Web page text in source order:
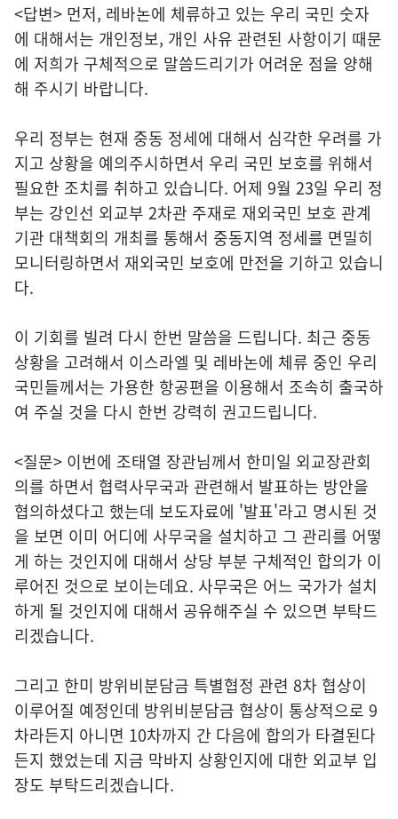
<답변> 먼저, 레바논에 체류하고 있는 우리 국민 숫자
에 대해서는 개인정보, 개인 사유 관련된 사항이기 때문
에 저희가 구체적으로 말씀드리기가 어려운 점을 양해
해 주시기 바랍니다.
우리 정부는 현재 중동 정세에 대해서 심각한 우려를 가
지고 상황을 예의주시하면서 우리 국민 보호를 위해서
필요한 조치를 취하고 있습니다. 어제 9월 23일 우리 정
부는 강인선 외교부 2차관 주재로 재외국민 보호 관계
기관 대책회의 개최를 통해서 중동지역 정세를 면밀히
모니터링하면서 재외국민 보호에 만전을 기하고 있습니
다.
이 기회를 빌려 다시 한번 말씀을 드립니다. 최근 중동
상황을 고려해서 이스라엘 및 레바논에 체류 중인 우리
국민들께서는 가용한 항공편을 이용해서 조속히 출국하
여 주실 것을 다시 한번 강력히 권고드립니다.
<질문> 이번에 조태열 장관님께서 한미일 외교장관회
의를 하면서 협력사무국과 관련해서 발표하는 방안을
협의하셨다고 했는데 보도자료에 '발표'라고 명시된 것
을 보면 이미 어디에 사무국을 설치하고 그 관리를 어떻
게 하는 것인지에 대해서 상당 부분 구체적인 합의가 이
루어진 것으로 보이는데요. 사무국은 어느 국가가 설치
하게 될 것인지에 대해서 공유해주실 수 있으면 부탁드
리겠습니다.
그리고 한미 방위비분담금 특별협정 관련 8차 협상이
이루어질 예정인데 방위비분담금 협상이 통상적으로 9
차라든지 아니면 10차까지 간 다음에 합의가 타결된다
든지 했었는데 지금 막바지 상황인지에 대한 외교부 입
장도 부탁드리겠습니다.